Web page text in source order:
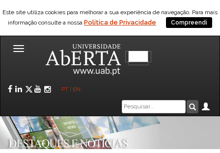
Este site utiliza cookies para melhorar a sua experiência de navegação. Para mais
informação consulte a nossa Política de Privacidade Compreendi
Toggle
Facebook
LinkedIn
Twitter
YouTube
Instagram
PT EN
Caixa
de
pesquisa